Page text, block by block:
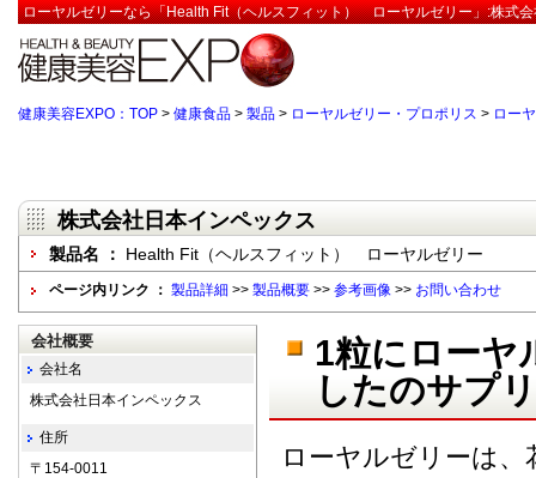
ローヤルゼリーなら「Health Fit（ヘルスフィット） ローヤルゼリー」:株式
健康美容EXPO：TOP > 健康食品 > 製品 > ローヤルゼリー・プロポリス > ロー
株式会社日本インペックス
製品名 ： Health Fit（ヘルスフィット） ローヤルゼリー
ページ内リンク ： 製品詳細 >> 製品概要 >> 参考画像 >> お問い合わせ
1粒にローヤ
したのサプ
ローヤルゼリーは
会社概要
会社名
株式会社日本インペックス
住所
〒154-0011